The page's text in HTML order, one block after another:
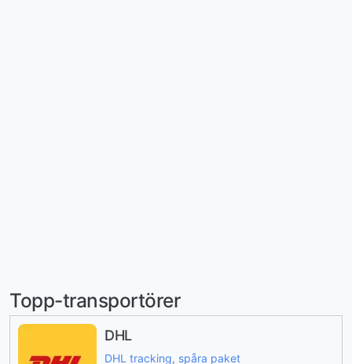
Topp-transportörer
DHL
DHL tracking, spåra paket